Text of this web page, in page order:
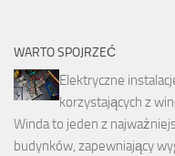
WARTO SPOJRZEĆ
Elektryczne
korzystających z
Winda to jeden z
budynków, zapewniający